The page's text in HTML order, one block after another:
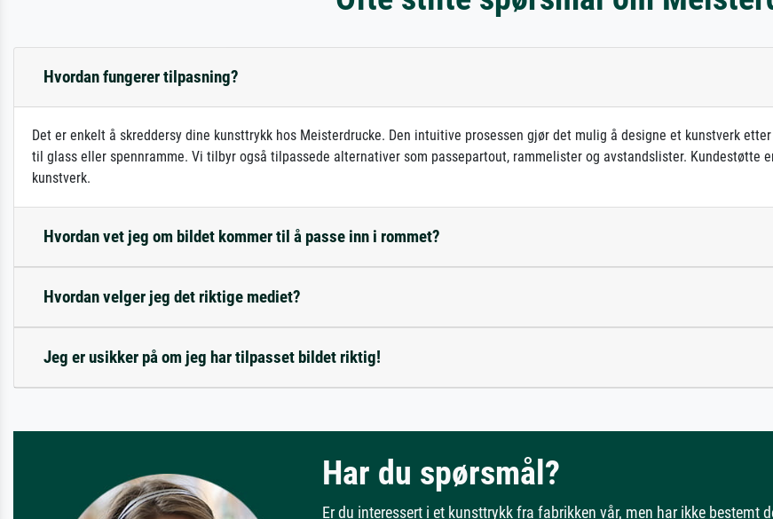
Hvordan fungerer tilpasning?
Det er enkelt å skreddersy dine kunsttrykk hos Meisterdrucke. Den intuitive prosessen gjør det mulig å designe et kunstverk
til glass eller spennramme. Vi tilbyr også tilpassede alternativer som passepartout, rammelister og avstandslister.
kunstverk.
Hvordan vet jeg om bildet kommer til å passe inn i rommet?
Hvordan velger jeg det riktige mediet?
Jeg er usikker på om jeg har tilpasset bildet riktig!
Har du spørsmål?
Er du interessert i et kunsttrykk fra fabrikken vår, men har ikke bestemt